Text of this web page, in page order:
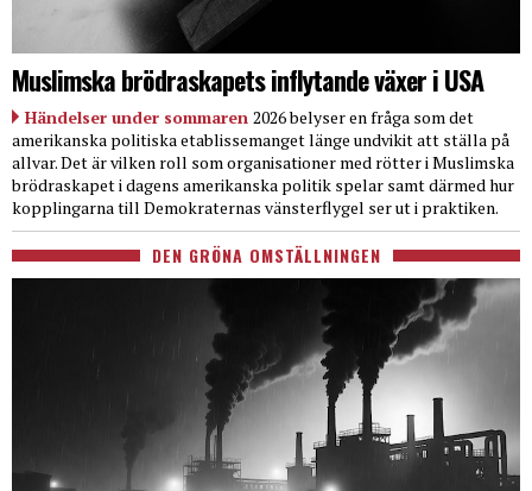
Muslimska brödraskapets inflytande växer i USA
Händelser under sommaren 2026 belyser en fråga som det
amerikanska politiska etablissemanget länge undvikit att ställa på
allvar. Det är vilken roll som organisationer med rötter i Muslimska
brödraskapet i dagens amerikanska politik spelar samt därmed hur
kopplingarna till Demokraternas vänsterflygel ser ut i praktiken.
DEN GRÖNA OMSTÄLLNINGEN